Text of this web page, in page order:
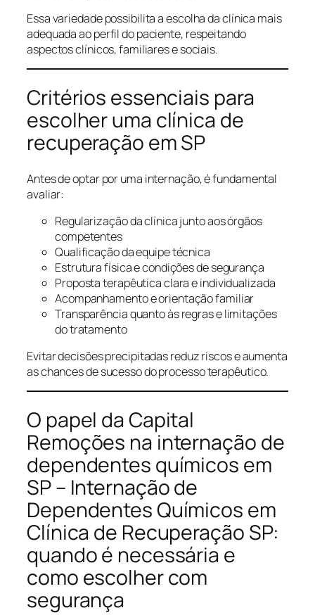
Essa variedade possibilita a escolha da clínica mais
adequada ao perfil do paciente, respeitando
aspectos clínicos, familiares e sociais.
Critérios essenciais para
escolher uma clínica de
recuperação em SP
Antes de optar por uma internação, é fundamental
avaliar:
Regularização da clínica junto aos órgãos
competentes
Qualificação da equipe técnica
Estrutura física e condições de segurança
Proposta terapêutica clara e individualizada
Acompanhamento e orientação familiar
Transparência quanto às regras e limitações
do tratamento
Evitar decisões precipitadas reduz riscos e aumenta
as chances de sucesso do processo terapêutico.
O papel da Capital
Remoções na internação de
dependentes químicos em
SP – Internação de
Dependentes Químicos em
Clínica de Recuperação SP:
quando é necessária e
como escolher com
segurança